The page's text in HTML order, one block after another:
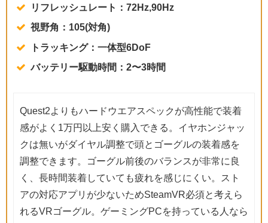
リフレッシュレート：72Hz,90Hz
視野角：105(対角)
トラッキング：一体型6DoF
バッテリー駆動時間：2〜3時間
Quest2よりもハードウエアスペックが高性能で装着
感がよく1万円以上安く購入できる。イヤホンジャッ
クは無いがダイヤル調整で頭とゴーグルの装着感を
調整できます。ゴーグル前後のバランスが非常に良
く、長時間装着していても疲れを感じにくい。スト
アの対応アプリが少ないためSteamVR必須と考えら
れるVRゴーグル。ゲーミングPCを持っている人なら